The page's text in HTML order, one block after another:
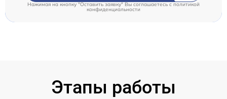
Нажимая на кнопку "Оставить заявку" Вы соглашаетесь c политикой
конфиденциальности
Этапы работы